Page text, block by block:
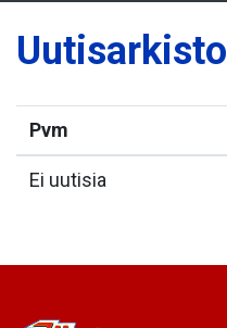
Uutisarkisto
Pvm
Ei uutisia